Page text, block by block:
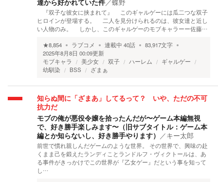
達から好かれていた件／蝶野
『双子な彼女に挟まれて』 このギャルゲーには瓜二つな双子
ヒロインが登場する。 二人を見分けられるのは、彼女達と近し
い人物のみ。 しかし、このギャルゲーのモブキャラーー佐藤…
★8,854 ラブコメ 連載中 40話 83,917文字
2025年8月8日 00:09更新
モブキャラ
美少女 双子 ハーレム
ギャルゲー
幼馴染
BSS ざまぁ
知らぬ間に「ざまあ」してるって？ いや、ただの不可
抗力だ
モブの俺が悪役令嬢を拾ったんだが〜ゲーム本編無視
で、好き勝手楽しみます〜（旧サブタイトル：ゲーム本
編とか知らないし、好き勝手やります） ／キー太郎
前世で慣れ親しんだゲームのような世界。 その世界で、興味の赴
くまま己を鍛えたランディことランドルフ・ヴィクトールは、あ
る事件がきっかけでこの世界が『乙女ゲー』だという事を知って
し…